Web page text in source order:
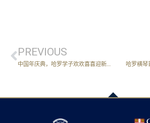
PREVIOUS
哈罗横琴